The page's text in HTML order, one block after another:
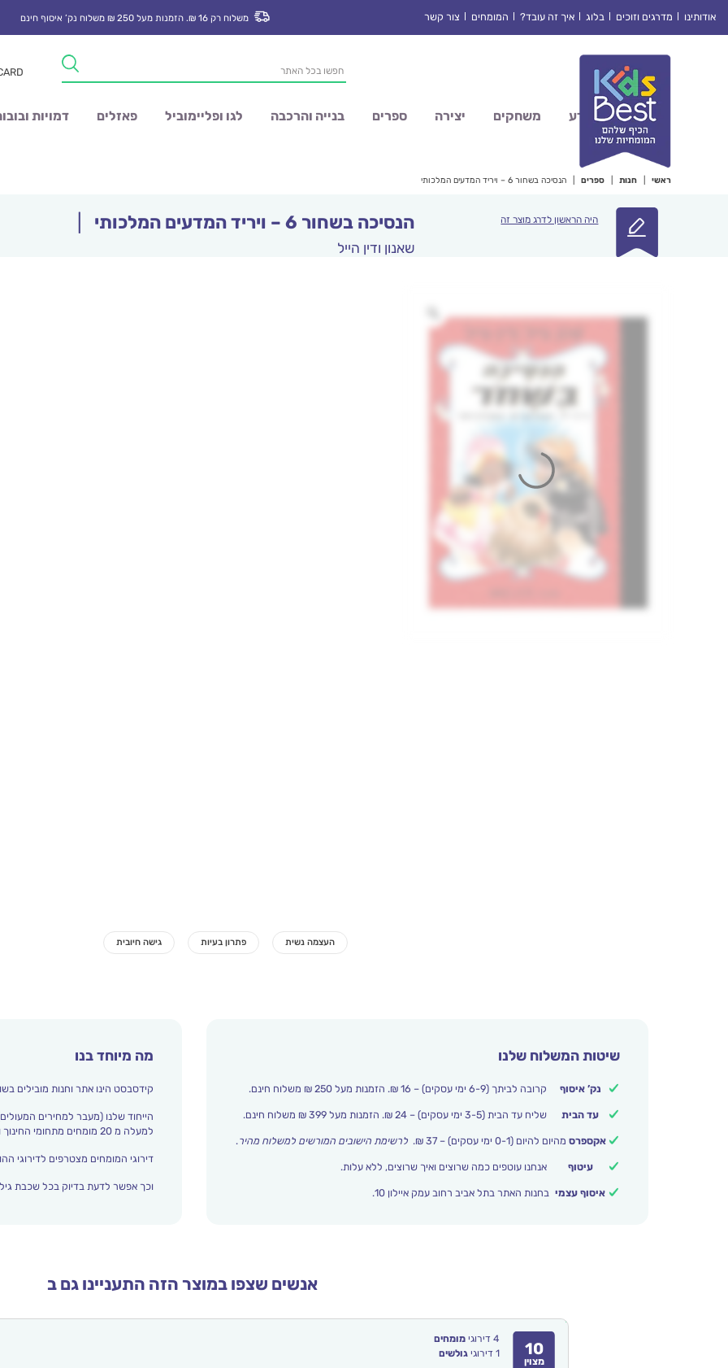
אודותינו מדרגים וזוכים בלוג איך זה עובד? המומחים צור קשר משלוח רק 16 ₪. הזמנות מעל 250 ₪ משלוח נק’ איסוף חינם
Products
search
מדע משחקים יצירה ספרים בנייה והרכבה לגו ופליימוביל פאזלים דמויות
ראשי חנות ספרים הנסיכה בשחור 6 – ויריד המדעים המלכותי
היה הראשון לדרג מוצר זה הנסיכה בשחור 6 – ויריד המדעים המלכותי
שאנון ודין הייל
שיטות המשלוח שלנו
נק’ איסוף קרובה לביתך (6-9 ימי עסקים) – 16 ₪. הזמנות מעל 250 ₪ משלוח חינם.
עד הבית שליח עד הבית (3-5 ימי עסקים) – 24 ₪. הזמנות מעל 399 ₪ משלוח חינם.
אקספרס מהיום להיום (0-1 ימי עסקים) – 37 ₪. לרשימת הישובים המורשים למשלוח מהיר.
עיטוף אנחנו עוטפים כמה שרוצים ואיך שרוצים, ללא עלות.
איסוף עצמי בחנות האתר בתל אביב רחוב עמק איילון 10.
מה מיוחד בנו
קידסבסט הינו אתר וחנות מובילים
הייחוד שלנו (מעבר למחירים
למעלה מ 20 מומחים מתחומי החינוך והתפתחות הילד מדרגים אצלנו כל הזמן את עולם הילדים.
דירוגי המומחים מצטרפים לדירוגי
וכך אפשר לדעת בדיוק בכל שכבת
אנשים שצפו במוצר הזה התעניינו גם ב
10
מצוין
4 דירוגימומחים
1 דירוגיגולשים